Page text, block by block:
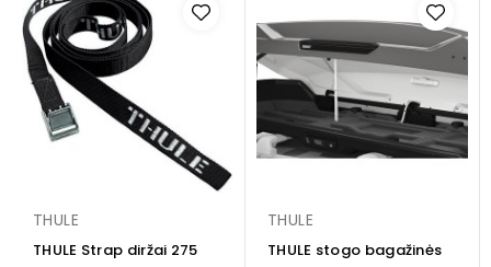
THULE
THULE Strap diržai 275
THULE
THULE stogo bagažinės